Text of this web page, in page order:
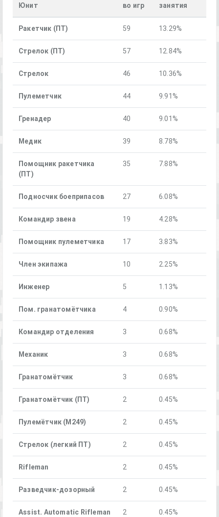
Юнит
во игр
занятия
Ракетчик (ПТ) 59 13.29%
Стрелок (ПТ) 57 12.84%
Стрелок 46 10.36%
Пулеметчик 44 9.91%
Гренадер 40 9.01%
Медик 39 8.78%
Помощник ракетчика
(ПТ)
35 7.88%
Подносчик боеприпасов 27 6.08%
Командир звена 19 4.28%
Помощник пулеметчика 17 3.83%
Член экипажа 10 2.25%
Инженер 5 1.13%
Пом. гранатомётчика 4 0.90%
Командир отделения 3 0.68%
Механик 3 0.68%
Гранатомётчик 3 0.68%
Гранатомётчик (ПТ) 2 0.45%
Пулемётчик (М249) 2 0.45%
Стрелок (легкий ПТ) 2 0.45%
Rifleman 2 0.45%
Разведчик-дозорный 2 0.45%
Assist. Automatic Rifleman 2 0.45%